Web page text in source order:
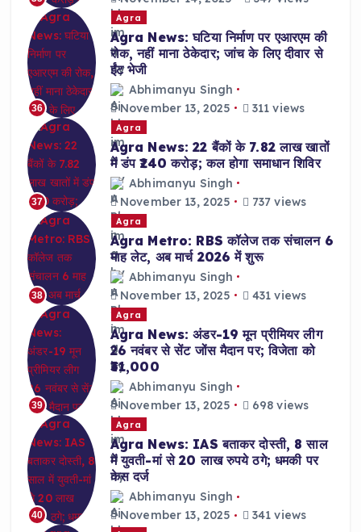
36
Agra
Agra News: घटिया निर्माण पर एआरएम की
रोक, नहीं माना ठेकेदार; जांच के लिए दीवार से
ईंट भेजी
Abhimanyu Singh
November 13, 2025
311 views
37
Agra
Agra News: 22 बैंकों के 7.82 लाख खातों
में डंप ₹240 करोड़; कल होगा समाधान शिविर
Abhimanyu Singh
November 13, 2025
737 views
38
Agra
Agra Metro: RBS कॉलेज तक संचालन 6
माह लेट, अब मार्च 2026 में शुरू
Abhimanyu Singh
November 13, 2025
431 views
39
Agra
Agra News: अंडर-19 मून प्रीमियर लीग
26 नवंबर से सेंट जोंस मैदान पर; विजेता को
₹31,000
Abhimanyu Singh
November 13, 2025
698 views
40
Agra
Agra News: IAS बताकर दोस्ती, 8 साल
में युवती-मां से 20 लाख रुपये ठगे; धमकी पर
केस दर्ज
Abhimanyu Singh
November 13, 2025
341 views